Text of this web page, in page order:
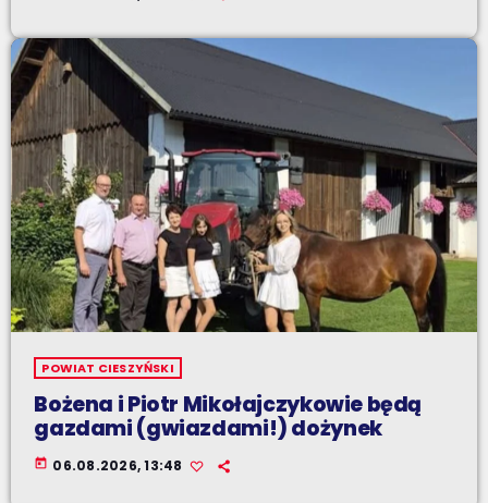
POWIAT CIESZYŃSKI
Bożena i Piotr Mikołajczykowie będą
gazdami (gwiazdami!) dożynek
today 06.08.2026, 13:48